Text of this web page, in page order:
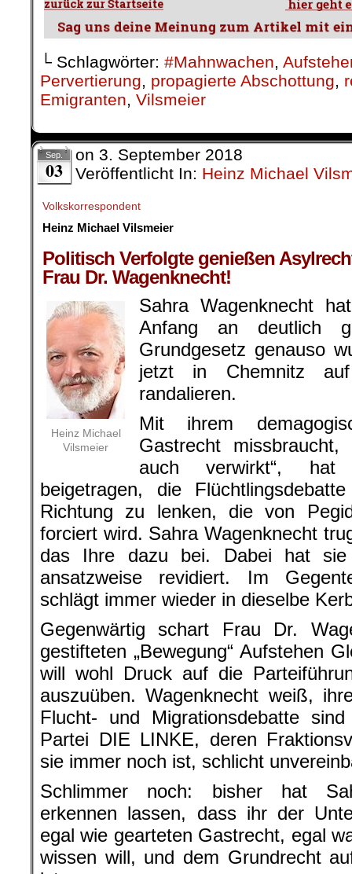
└ Schlagwörter: #Mahnwachen,
Pervertierung, propagierte Abschottung,
Emigranten, Vilsmeier
Sep.
03
on 3. September 2018
Veröffentlicht In: Heinz Michael
Volkskorrespondent
Heinz Michael Vilsmeier
Politisch Verfolgte genießen
Frau Dr. Wagenknecht!
Heinz Michael
Vilsmeier
Sahra Wagenknecht
Anfang an deutlich
Grundgesetz genauso
jetzt in Chemnitz
randalieren.
Mit ihrem
Gastrecht
auch verwirkt“,
beigetragen, die
Richtung zu lenken, die von
forciert wird. Sahra Wagenknecht
das Ihre dazu bei. Dabei hat
ansatzweise revidiert. Im
schlägt immer wieder in dieselbe
Gegenwärtig schart Frau Dr.
gestifteten „Bewegung“ Aufstehen
will wohl Druck auf die
auszuüben. Wagenknecht weiß,
Flucht- und Migrationsdebatte
Partei DIE LINKE, deren
sie immer noch ist, schlicht
Schlimmer noch: bisher hat
erkennen lassen, dass ihr der
egal wie gearteten Gastrecht, egal
wissen will, und dem Grundrecht